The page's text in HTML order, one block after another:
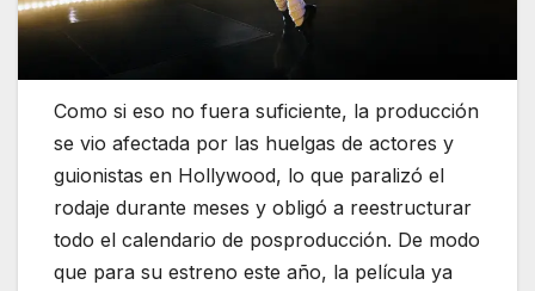
Como si eso no fuera suficiente, la producción
se vio afectada por las huelgas de actores y
guionistas en Hollywood, lo que paralizó el
rodaje durante meses y obligó a reestructurar
todo el calendario de posproducción. De modo
que para su estreno este año, la película ya